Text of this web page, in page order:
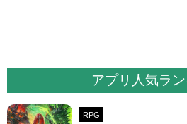
アプリ人気ラ
RPG